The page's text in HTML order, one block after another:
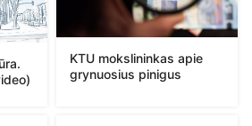
KTU mokslininkas apie
grynuosius pinigus